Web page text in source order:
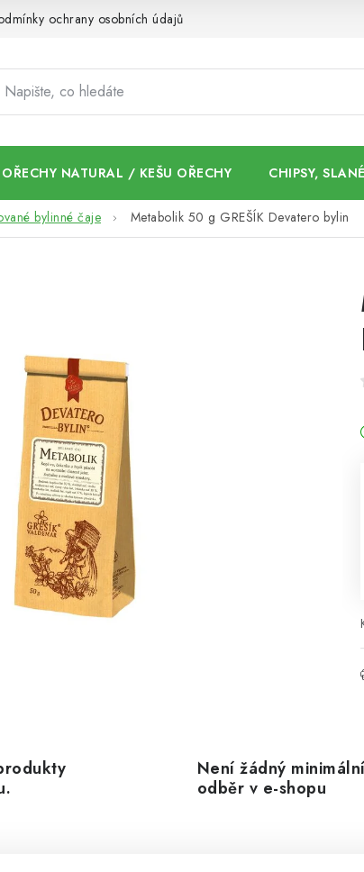
ochrany osobních údajů
OŘECHY NATURAL / KEŠU OŘECHY CHIPSY,
bylinné čaje Metabolik 50 g GREŠÍK Devatero bylin
Není žádný minimální
odběr v e-shopu